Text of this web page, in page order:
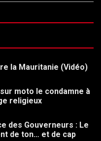
la Mauritanie (Vidéo)
moto le condamne à
religieux
des Gouverneurs : Le
de ton… et de cap